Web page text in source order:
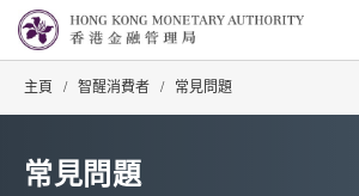
主頁 / 智醒消費者 / 常見問題
常見問題